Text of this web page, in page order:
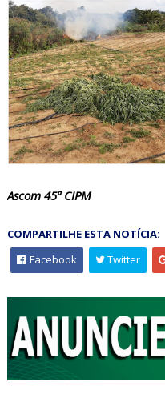
Ascom 45ª CIPM
COMPARTILHE ESTA NOTÍCIA:
Facebook
Twitter